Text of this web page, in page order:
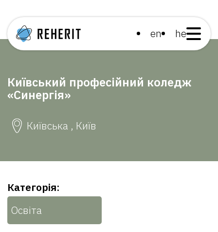
en he
Київський професійний коледж
«Синергія»
Київська , Київ
Категорія:
Освіта